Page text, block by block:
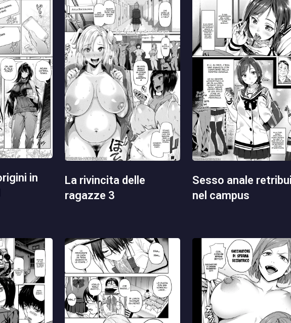
la rivincita delle
ragazze 3
sesso anale retribuito
nel campus